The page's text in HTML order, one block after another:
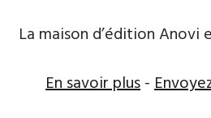
La maison d’édition Anovi
En savoir plus-